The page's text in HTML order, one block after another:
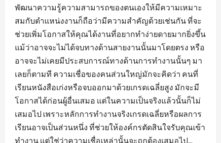
พัฒนาความรู้ความสามารถของตนเองให้มีความเหมาะ
สมกับตำแหน่งงานก็ถือว่ามีความสำคัญด้วยเช่นกัน ที่จะ
ช่วยเพิ่มโอกาสให้คุณได้งานที่อยากทำง่ายดายมากยิ่งขึ้น
แม้ว่าอาจจะไม่ได้จบทางด้านสายงานนั้นมาโดยตรง หรือ
อาจจะไม่เคยมีประสบการณ์ทางด้านการทำงานนั้นๆ มา
เลยก็ตามที ความเชื่อของคนส่วนใหญ่มักจะคิดว่า คนที่
เรียนหนังสือเก่งหรือจบออกมาด้วยเกรดเฉลี่ยสูง มักจะมี
โอกาสได้ก่อนผู้อื่นเสมอ แต่ในความเป็นจริงแล้วนั้นก็ไม่
เสมอไป เพราะหลักการทำงานจริงเกรดเฉลี่ยหรือผลการ
เรียนอาจเป็นส่วนหนึ่ง ที่ช่วยให้องค์กรตัดสินใจรับคุณเข้า
ทำงาน แต่ใช่ว่าความเชื่อเหล่านั้นจะถูกต้องเสมอไป...